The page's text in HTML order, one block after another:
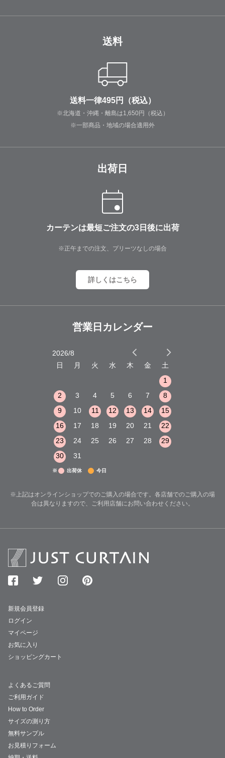
送料
送料一律495円（税込）
※北海道・沖縄・離島は1,650円（税込）
※一部商品・地域の場合適用外
出荷日
カーテンは最短ご注文の3日後に出荷
※正午までの注文、プリーツなしの場合
詳しくはこちら
営業日カレンダー
2026/8
日
月 火 水 木 金
土
1
2
3 4 5 6 7
8
9
10 11 12 13 14
15
16
17 18 19 20 21
22
23
24 25 26 27 28
29
30
31
※ 出荷休 今日
※上記はオンラインショップでのご購入の場合です。各店舗でのご購入の場
合は異なりますので、ご利用店舗にお問い合わせください。
新規会員登録
ログイン
マイページ
お気に入り
ショッピングカート
よくあるご質問
ご利用ガイド
How to Order
サイズの測り方
無料サンプル
お見積りフォーム